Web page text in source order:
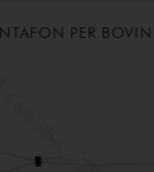
PER